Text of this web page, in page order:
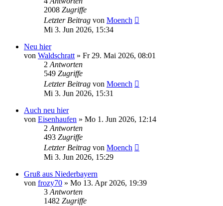
2008 Zugriffe
Letzter Beitrag von Moench
Mi 3. Jun 2026, 15:34
Neu hier
von Waldschratt » Fr 29. Mai 2026, 08:01
2 Antworten
549 Zugriffe
Letzter Beitrag von Moench
Mi 3. Jun 2026, 15:31
Auch neu hier
von Eisenhaufen » Mo 1. Jun 2026, 12:14
2 Antworten
493 Zugriffe
Letzter Beitrag von Moench
Mi 3. Jun 2026, 15:29
Gruß aus Niederbayern
von frozy70 » Mo 13. Apr 2026, 19:39
3 Antworten
1482 Zugriffe